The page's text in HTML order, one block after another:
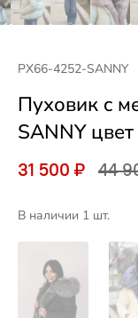
РХ66-4252-SANNY
Пуховик c
SANNY
31 500 ₽ 44
В наличии 1 шт.